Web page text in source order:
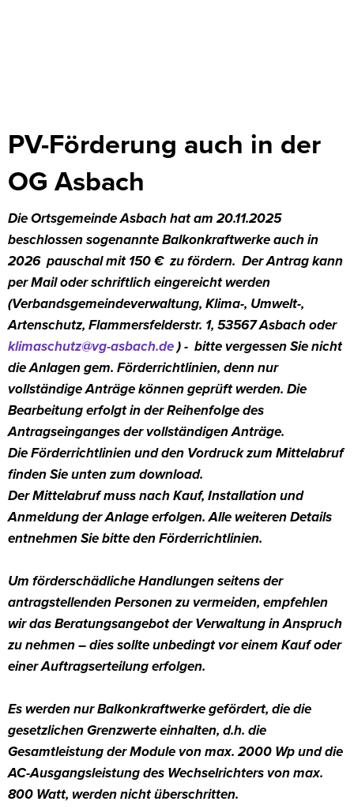
PV-
Förderprogramm
der
Ortsgemeinde
Asbach
PV-Förderung auch in der
OG Asbach
Die Ortsgemeinde Asbach hat am 20.11.2025
beschlossen sogenannte Balkonkraftwerke auch in
2026 pauschal mit 150 € zu fördern. Der Antrag kann
per Mail oder schriftlich eingereicht werden
(Verbandsgemeindeverwaltung, Klima-, Umwelt-,
Artenschutz, Flammersfelderstr. 1, 53567 Asbach oder
klimaschutz@vg-asbach.de) - bitte vergessen Sie nicht
die Anlagen gem. Förderrichtlinien, denn nur
vollständige Anträge können geprüft werden. Die
Bearbeitung erfolgt in der Reihenfolge des
Antragseinganges der vollständigen Anträge.
Die Förderrichtlinien und den Vordruck zum Mittelabruf
finden Sie unten zum download.
Der Mittelabruf muss nach Kauf, Installation und
Anmeldung der Anlage erfolgen. Alle weiteren Details
entnehmen Sie bitte den Förderrichtlinien.
Um förderschädliche Handlungen seitens der
antragstellenden Personen zu vermeiden, empfehlen
wir das Beratungsangebot der Verwaltung in Anspruch
zu nehmen – dies sollte unbedingt vor einem Kauf oder
einer Auftragserteilung erfolgen.
Es werden nur Balkonkraftwerke gefördert, die die
gesetzlichen Grenzwerte einhalten, d.h. die
Gesamtleistung der Module von max. 2000 Wp und die
AC-Ausgangsleistung des Wechselrichters von max.
800 Watt, werden nicht überschritten.